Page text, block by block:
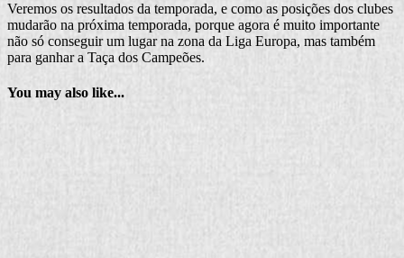
Veremos os resultados da temporada, e como as posições dos clubes
mudarão na próxima temporada, porque agora é muito importante
não só conseguir um lugar na zona da Liga Europa, mas também
para ganhar a Taça dos Campeões.
You may also like...